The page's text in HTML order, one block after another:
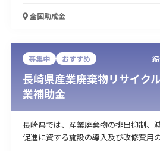
全国助成金
募集中 おすすめ
長崎県産業廃棄物リサイク
業補助金
長崎県では、産業廃棄物の排出抑制、
促進に資する施設の導入及び改修費用